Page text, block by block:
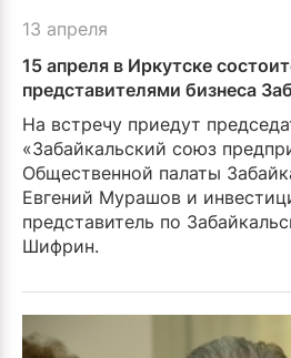
13 апреля
15 апреля в Иркутске
представителями бизнеса
На встречу приедут
«Забайкальский союз
Об­щественной палаты
Евгений Мурашов и
представитель по
Шифрин.